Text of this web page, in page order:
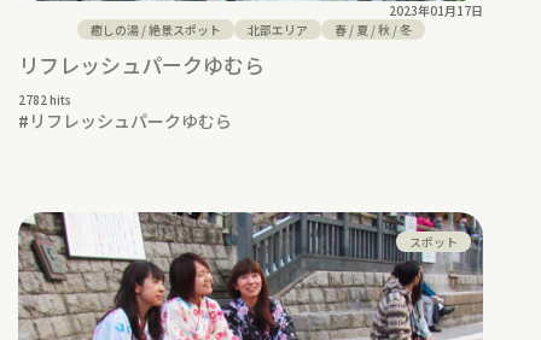
2023年01月17日
癒しの湯/絶景スポット 北部エリア 春/ 夏/秋/冬
リフレッシュパークゆむら
2782 hits
# リフレッシュパークゆむら
スポット